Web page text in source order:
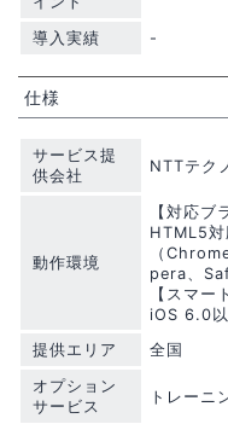
導入実績 -
仕様
サービス提
供会社
NTTテク
動作環境
【対応ブ
HTML5
（
pera、
【スマー
iOS 6.0
提供エリア
全国
オプション
サービス
トレーニ